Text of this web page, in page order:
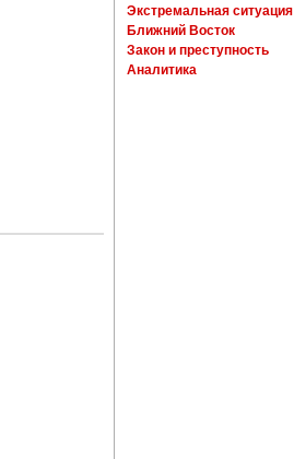
Экстремальная ситуация
Ближний Восток
Закон и преступность
Аналитика